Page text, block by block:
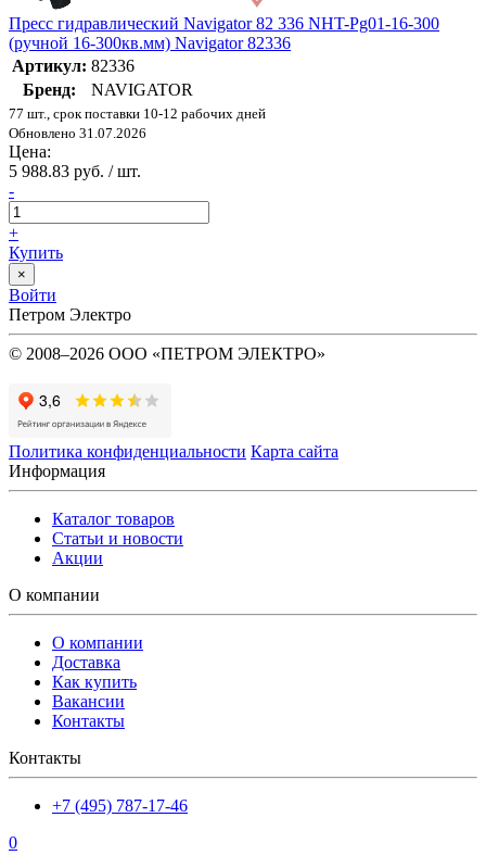
Пресс гидравлический Navigator 82 336 NHT-Pg01-16-300
(ручной 16-300кв.мм) Navigator 82336
Артикул: 82336
Бренд:
NAVIGATOR
77 шт., срок поставки 10-12 рабочих дней
Обновлено 31.07.2026
Цена:
5 988.83 руб. / шт.
-
+
Купить
×
Войти
Петром Электро
© 2008–2026 ООО «ПЕТРОМ ЭЛЕКТРО»
Политика конфиденциальности Карта сайта
Информация
Каталог товаров
Статьи и новости
Акции
О компании
О компании
Доставка
Как купить
Вакансии
Контакты
Контакты
+7 (495) 787-17-46
0